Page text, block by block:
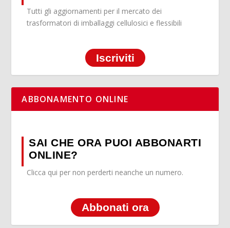
Tutti gli aggiornamenti per il mercato dei
trasformatori di imballaggi cellulosici e flessibili
Iscriviti
ABBONAMENTO ONLINE
SAI CHE ORA PUOI ABBONARTI
ONLINE?
Clicca qui per non perderti neanche un numero.
Abbonati ora